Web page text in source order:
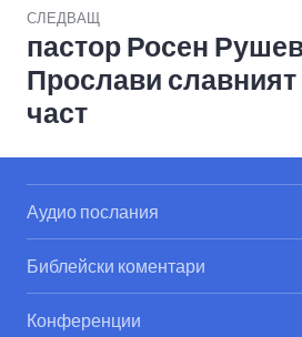
СЛЕДВАЩ
Next
post:
пастор Росен
Прослави
част
Аудио послания
Библейски коментари
Конференции